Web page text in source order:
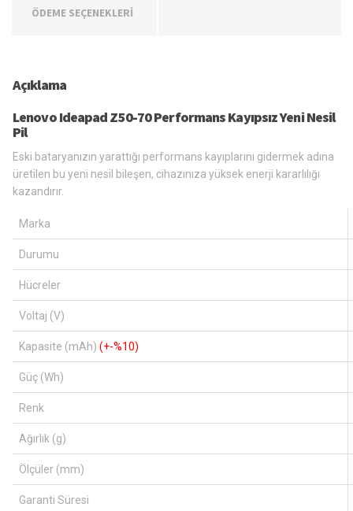
ÖDEME SEÇENEKLERİ
Açıklama
Lenovo Ideapad Z50-70 Performans Kayıpsız Yeni Nesil
Pil
Eski bataryanızın yarattığı performans kayıplarını gidermek adına
üretilen bu yeni nesil bileşen, cihazınıza yüksek enerji kararlılığı
kazandırır.
Marka
Durumu
Hücreler
Voltaj (V)
Kapasite (mAh) (+-%10)
Güç (Wh)
Renk
Ağırlık (g)
Ölçüler (mm)
Garanti Süresi